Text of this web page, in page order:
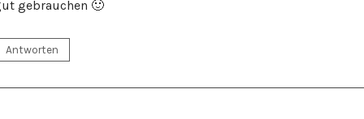
gebrauchen 🙂
Antworten